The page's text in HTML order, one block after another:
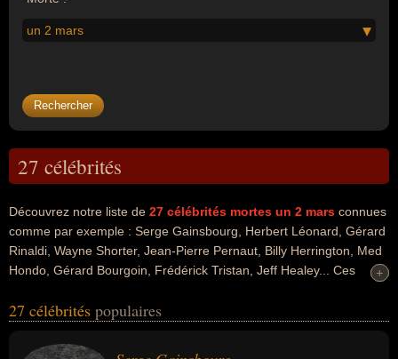
un 2 mars
27 célébrités
Découvrez notre liste de 27 célébrités mortes un 2 mars connues
comme par exemple : Serge Gainsbourg, Herbert Léonard, Gérard
Rinaldi, Wayne Shorter, Jean-Pierre Pernaut, Billy Herrington, Med
Hondo, Gérard Bourgoin, Frédérick Tristan, Jeff Healey... Ces
l'art, du cinéma, de la musique, de la musique de film, people, de
charme, de la pornographie, du doublage, du business, du football,
+
+
27 célébrités populaires